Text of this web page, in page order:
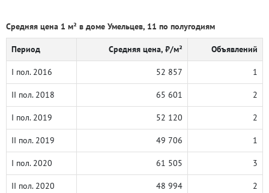
Средняя цена 1 м² в доме Умельцев, 11 по полугодиям
Период Средняя цена, ₽/м² Объявлений
I пол. 2016 52 857 1
II пол. 2018 65 601 2
I пол. 2019 52 120 2
II пол. 2019 49 706 1
I пол. 2020 61 505 3
II пол. 2020 48 994 2